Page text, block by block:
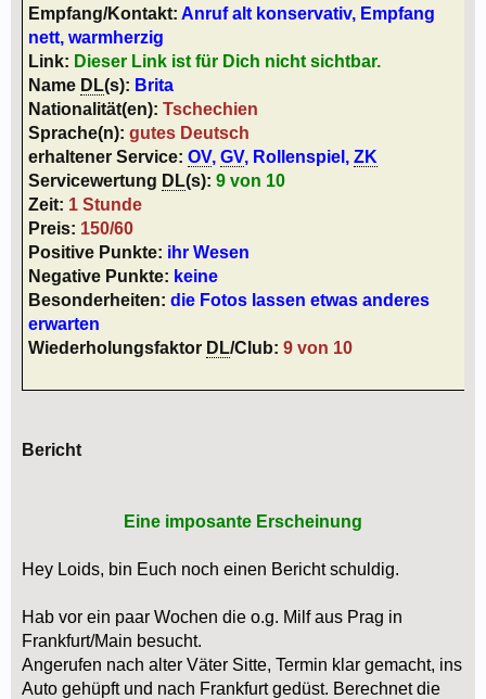
Empfang/Kontakt: Anruf alt konservativ, Empfang
nett, warmherzig
Link: Dieser Link ist für Dich nicht sichtbar.
Name DL(s): Brita
Nationalität(en): Tschechien
Sprache(n): gutes Deutsch
erhaltener Service: OV, GV, Rollenspiel, ZK
Servicewertung DL(s): 9 von 10
Zeit: 1 Stunde
Preis: 150/60
Positive Punkte: ihr Wesen
Negative Punkte: keine
Besonderheiten: die Fotos lassen etwas anderes
erwarten
Wiederholungsfaktor DL/Club: 9 von 10
Bericht
Eine imposante Erscheinung
Hey Loids, bin Euch noch einen Bericht schuldig.
Hab vor ein paar Wochen die o.g. Milf aus Prag in
Frankfurt/Main besucht.
Angerufen nach alter Väter Sitte, Termin klar gemacht, ins
Auto gehüpft und nach Frankfurt gedüst. Berechnet die